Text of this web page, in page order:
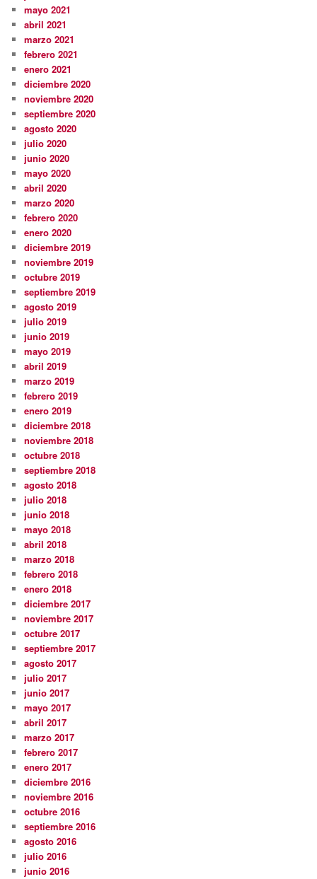
mayo 2021
abril 2021
marzo 2021
febrero 2021
enero 2021
diciembre 2020
noviembre 2020
septiembre 2020
agosto 2020
julio 2020
junio 2020
mayo 2020
abril 2020
marzo 2020
febrero 2020
enero 2020
diciembre 2019
noviembre 2019
octubre 2019
septiembre 2019
agosto 2019
julio 2019
junio 2019
mayo 2019
abril 2019
marzo 2019
febrero 2019
enero 2019
diciembre 2018
noviembre 2018
octubre 2018
septiembre 2018
agosto 2018
julio 2018
junio 2018
mayo 2018
abril 2018
marzo 2018
febrero 2018
enero 2018
diciembre 2017
noviembre 2017
octubre 2017
septiembre 2017
agosto 2017
julio 2017
junio 2017
mayo 2017
abril 2017
marzo 2017
febrero 2017
enero 2017
diciembre 2016
noviembre 2016
octubre 2016
septiembre 2016
agosto 2016
julio 2016
junio 2016